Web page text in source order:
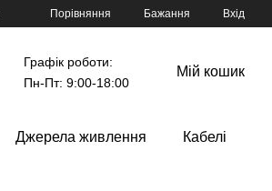
Порівняння Бажання Вхід
Графік роботи:
Пн-Пт: 9:00-18:00
Мій кошик
Джерела живлення Кабелі